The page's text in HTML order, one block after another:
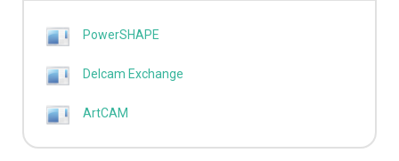
PowerSHAPE
Delcam Exchange
ArtCAM